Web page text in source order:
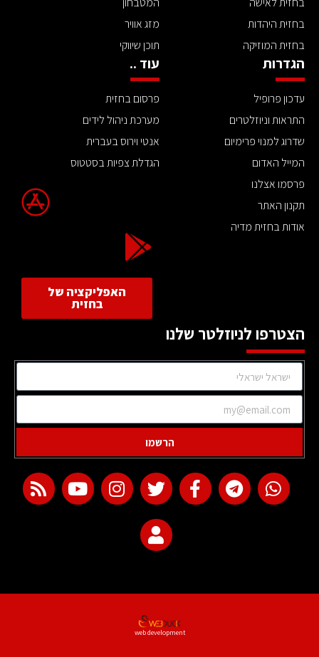
בחזית היהדות
בחזית המוזיקה
מזג אוויר
תוכן שיווקי
הגדרות
עדכון פרופיל
התראות וניוזלטרים
שדרוג למנוי פרימיום
המייל האדום
פרסמו אצלנו
תקנון האתר
אודות בחזית מדיה
עוד ..
פרסום בחזית
מערכת ניהול לידים
אנטי וירוס בעברית
הגדלת צפיות בסטטוס
האפליקציה של
בחזית
הצטרפו לניוזלטר שלנו
הרשמו
web development